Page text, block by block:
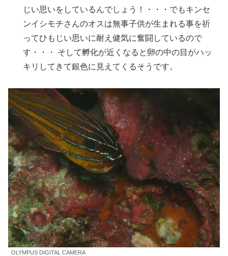
じい思いをしているんでしょう！・・・でもキンセ
ンイシモチさんのオスは無事子供が生まれる事を祈
ってひもじい思いに耐え健気に奮闘しているので
す・・・ そして孵化が近くなると卵の中の目がハッ
キリしてきて銀色に見えてくるそうです。
OLYMPUS DIGITAL CAMERA